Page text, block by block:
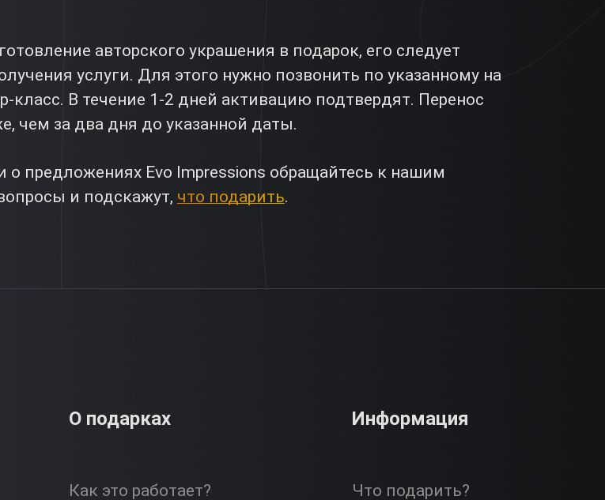
авторского украшения в подарок, его следует
услуги. Для этого нужно позвонить по указанному на
класс. В течение 1-2 дней активацию подтвердят. Перенос
чем за два дня до указанной даты.
предложениях Evo Impressions обращайтесь к нашим
и подскажут, что подарить.
О подарках
Как это работает?
Информация
Что подарить?